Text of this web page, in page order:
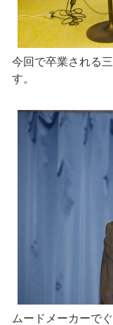
今回で卒業される
す。
ムードメーカーで